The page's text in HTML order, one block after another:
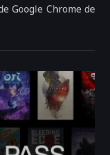
Google Chrome de